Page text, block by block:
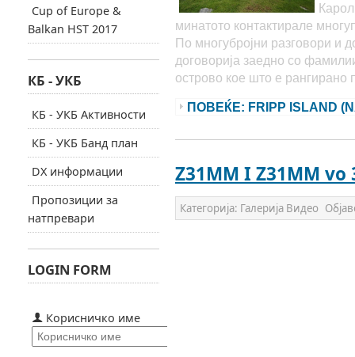
минатото контактирале
По многубројни разговори и
договорија заедно со
острово кое што е
ПОВЕЌЕ: FRIPP ISLAND
Z31MM I Z31MM vo
Категорија: Галерија Видео
Cup of Europe &
Balkan HST 2017
КБ - УКБ
КБ - УКБ Активности
КБ - УКБ Банд план
DX информации
Пропозиции за
натпревари
LOGIN FORM
Корисничко име